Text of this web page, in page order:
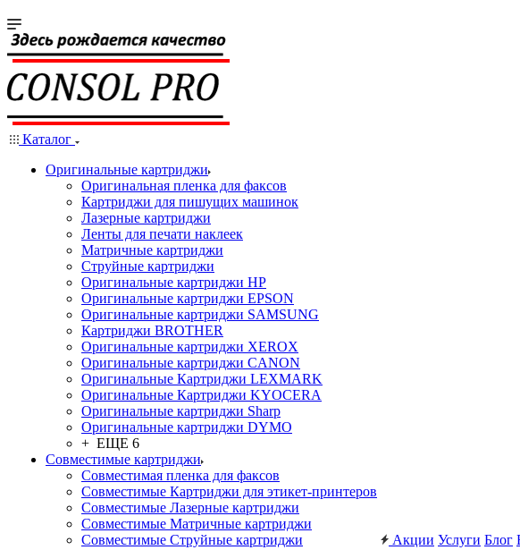
Каталог
Оригинальные картриджи
Оригинальная пленка для факсов
Картриджи для пишущих машинок
Лазерные картриджи
Ленты для печати наклеек
Матричные картриджи
Струйные картриджи
Оригинальные картриджи HP
Оригинальные картриджи EPSON
Оригинальные картриджи SAMSUNG
Картриджи BROTHER
Оригинальные картриджи XEROX
Оригинальные картриджи CANON
Оригинальные Картриджи LEXMARK
Оригинальные Картриджи KYOCERA
Оригинальные картриджи Sharp
Оригинальные картриджи DYMO
+ ЕЩЕ 6
Совместимые картриджи
Совместимая пленка для факсов
Совместимые Картриджи для этикет-принтеров
Совместимые Лазерные картриджи
Совместимые Матричные картриджи
Совместимые Струйные картриджи
Акции Услуги Блог